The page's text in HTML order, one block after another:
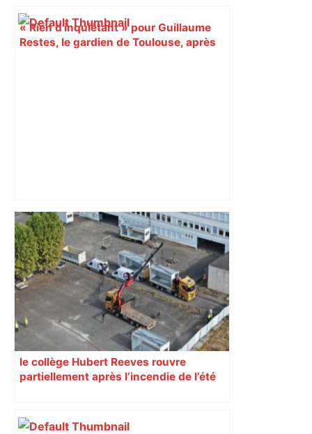
« Rien d'inquiétant » pour Guillaume
Restes, le gardien de Toulouse, après
Près de Toulouse : dans cette zone
économique, un axe majeur va être
fermé en fin de soirée, voici les
déviations – Actu.fr
le collège Hubert Reeves rouvre
partiellement après l’incendie de l’été